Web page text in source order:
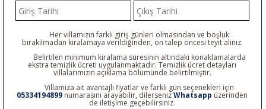
Her villamızın farklı giriş günleri olmasından ve boşluk
bırakılmadan kiralamaya verildiğinden, ön talep öncesi teyit alınız.
Belirtilen minimum kiralama süresinin altındaki konaklamalarda
ekstra temizlik ücreti uygulanmaktadır. Temizlik ücret detayları
villalarımızın açıklama bölümünde belirtilmiştir.
Villamıza ait avantajlı fiyatlar ve farklı gün seçenekleri için
05334194899 numarasını arayabilir, dilersenizWhatsapp üzerinden
de iletişime geçebilirsiniz.